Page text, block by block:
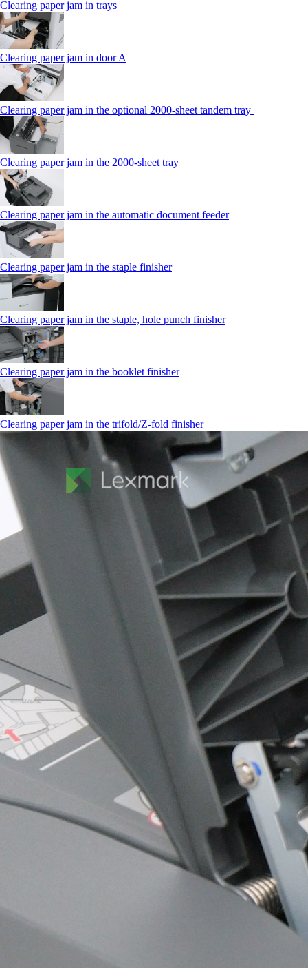
Clearing paper jam in trays
Clearing paper jam in door A
Clearing paper jam in the optional 2000-sheet tandem tray
Clearing paper jam in the 2000-sheet tray
Clearing paper jam in the automatic document feeder
Clearing paper jam in the staple finisher
Clearing paper jam in the staple, hole punch finisher
Clearing paper jam in the booklet finisher
Clearing paper jam in the trifold/Z-fold finisher